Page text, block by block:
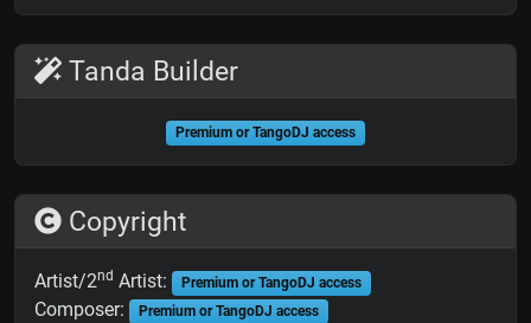
Tanda Builder
Premium or TangoDJ access
Copyright
Artist/2nd Artist: Premium or TangoDJ access
Composer: Premium or TangoDJ access